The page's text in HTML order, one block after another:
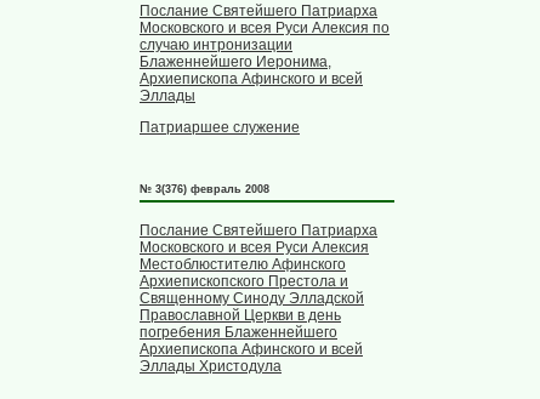
Послание Святейшего Патриарха
Московского и всея Руси Алексия по
случаю интронизации
Блаженнейшего Иеронима,
Архиепископа Афинского и всей
Эллады
Патриаршее служение
№ 3(376) февраль 2008
Послание Святейшего Патриарха
Московского и всея Руси Алексия
Местоблюстителю Афинского
Архиепископского Престола и
Священному Синоду Элладской
Православной Церкви в день
погребения Блаженнейшего
Архиепископа Афинского и всей
Эллады Христодула